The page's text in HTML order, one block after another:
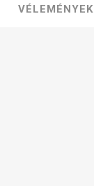
VÉLEMÉNYEK